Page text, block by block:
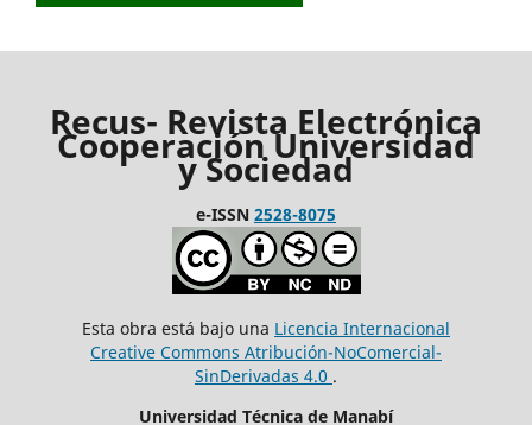
Recus- Revista Electrónica
Cooperación Universidad
y Sociedad
e-ISSN 2528-8075
Esta obra está bajo una Licencia Internacional
Creative Commons Atribución-NoComercial-
SinDerivadas 4.0 .
Universidad Técnica de Manabí